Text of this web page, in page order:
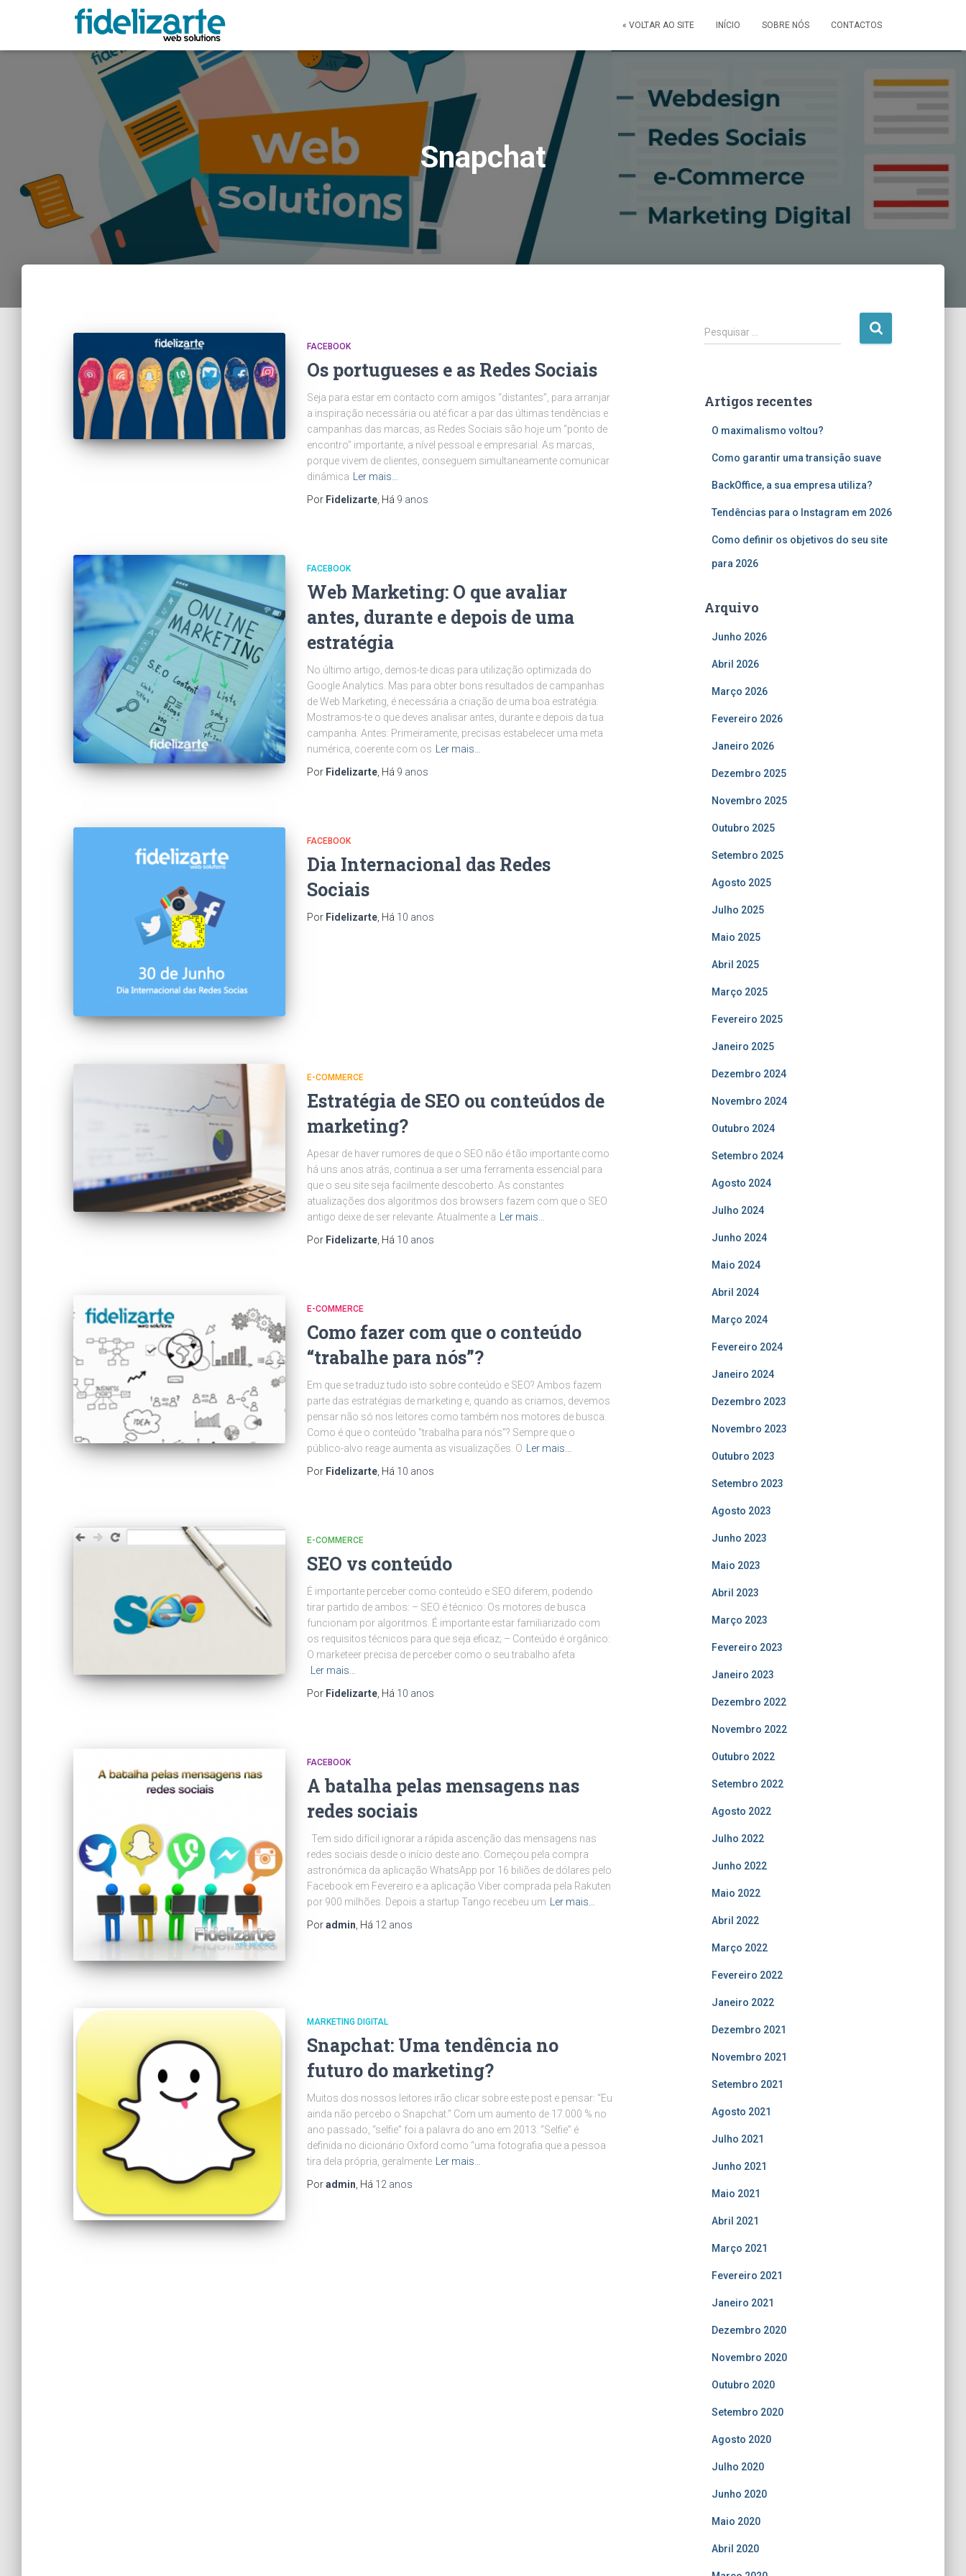
« VOLTAR AO SITE INÍCIO SOBRE NÓS CONTACTOS
Snapchat
FACEBOOK
Os portugueses e as Redes Sociais
Seja para estar em contacto com amigos “distantes”, para arranjar
a inspiração necessária ou até ficar a par das últimas tendências e
campanhas das marcas, as Redes Sociais são hoje um “ponto de
encontro” importante, a nível pessoal e empresarial. As marcas,
porque vivem de clientes, conseguem simultaneamente comunicar
dinâmica
Ler mais…
Por Fidelizarte , Há 9 anos
FACEBOOK
Web Marketing: O que avaliar
antes, durante e depois de uma
estratégia
No último artigo, demos-te dicas para utilização optimizada do
Google Analytics. Mas para obter bons resultados de campanhas
de Web Marketing, é necessária a criação de uma boa estratégia.
Mostramos-te o que deves analisar antes, durante e depois da tua
campanha. Antes: Primeiramente, precisas estabelecer uma meta
numérica, coerente com os
Ler mais…
Por Fidelizarte , Há 9 anos
FACEBOOK
Dia Internacional das Redes
Sociais
Por Fidelizarte , Há 10 anos
E-COMMERCE
Estratégia de SEO ou conteúdos de
marketing?
Apesar de haver rumores de que o SEO não é tão importante como
há uns anos atrás, continua a ser uma ferramenta essencial para
que o seu site seja facilmente descoberto. As constantes
atualizações dos algoritmos dos browsers fazem com que o SEO
antigo deixe de ser relevante. Atualmente a Ler mais…
Por Fidelizarte , Há 10 anos
E-COMMERCE
Como fazer com que o conteúdo
“trabalhe para nós”?
Em que se traduz tudo isto sobre conteúdo e SEO? Ambos fazem
parte das estratégias de marketing e, quando as criamos, devemos
pensar não só nos leitores como também nos motores de busca.
Como é que o conteúdo “trabalha para nós”? Sempre que o
público-alvo reage aumenta as visualizações. O Ler mais…
Por Fidelizarte , Há 10 anos
E-COMMERCE
SEO vs conteúdo
É importante perceber como conteúdo e SEO diferem, podendo
tirar partido de ambos: – SEO é técnico: Os motores de busca
funcionam por algoritmos. É importante estar familiarizado com
os requisitos técnicos para que seja eficaz; – Conteúdo é orgânico:
O marketeer precisa de perceber como o seu trabalho afeta
Ler mais…
Por Fidelizarte , Há 10 anos
FACEBOOK
A batalha pelas mensagens nas
redes sociais
Tem sido difícil ignorar a rápida ascenção das mensagens nas
redes sociais desde o início deste ano. Começou pela compra
astronómica da aplicação WhatsApp por 16 biliões de dólares pelo
Facebook em Fevereiro e a aplicação Viber comprada pela Rakuten
por 900 milhões. Depois a startup Tango recebeu um Ler mais…
Poradmin , Há 12 anos
MARKETING DIGITAL
Snapchat: Uma tendência no
futuro do marketing?
Muitos dos nossos leitores irão clicar sobre este post e pensar: “Eu
ainda não percebo o Snapchat.” Com um aumento de 17.000 % no
ano passado, “selfie” foi a palavra do ano em 2013. “Selfie” é
definida no dicionário Oxford como “uma fotografia que a pessoa
tira dela própria, geralmente Ler mais…
Poradmin , Há 12 anos
P
e
i
Pesquisar …
Artigos recentes
O maximalismo voltou?
Como garantir uma transição suave
BackOffice, a sua empresa utiliza?
Tendências para o Instagram em 2026
Como definir os objetivos do seu site
para 2026
Arquivo
Junho 2026
Abril 2026
Março 2026
Fevereiro 2026
Janeiro 2026
Dezembro 2025
Novembro 2025
Outubro 2025
Setembro 2025
Agosto 2025
Julho 2025
Maio 2025
Abril 2025
Março 2025
Fevereiro 2025
Janeiro 2025
Dezembro 2024
Novembro 2024
Outubro 2024
Setembro 2024
Agosto 2024
Julho 2024
Junho 2024
Maio 2024
Abril 2024
Março 2024
Fevereiro 2024
Janeiro 2024
Dezembro 2023
Novembro 2023
Outubro 2023
Setembro 2023
Agosto 2023
Junho 2023
Maio 2023
Abril 2023
Março 2023
Fevereiro 2023
Janeiro 2023
Dezembro 2022
Novembro 2022
Outubro 2022
Setembro 2022
Agosto 2022
Julho 2022
Junho 2022
Maio 2022
Abril 2022
Março 2022
Fevereiro 2022
Janeiro 2022
Dezembro 2021
Novembro 2021
Setembro 2021
Agosto 2021
Julho 2021
Junho 2021
Maio 2021
Abril 2021
Março 2021
Fevereiro 2021
Janeiro 2021
Dezembro 2020
Novembro 2020
Outubro 2020
Setembro 2020
Agosto 2020
Julho 2020
Junho 2020
Maio 2020
Abril 2020